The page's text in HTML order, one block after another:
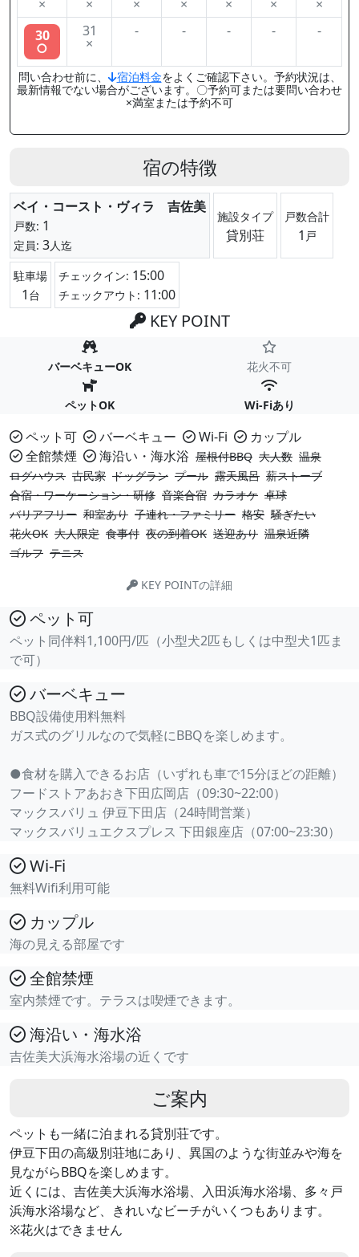
× × × × × ×
×
30
○
31
×
- - - - -
問い合わせ前に、 宿泊料金をよくご確認下さい。予約状況は、
最新情報でない場合がございます。〇予約可または要問い合わせ
×満室または予約不可
宿の特徴
ベイ・コースト・ヴィラ 吉佐美
戸数: 1
定員: 3人迄
施設タイプ
貸別荘
戸数合計
1 戸
駐車場
1 台
チェックイン: 15:00
チェックアウト: 11:00
KEY POINT
バーベキューOK 花火不可
ペットOK Wi-Fiあり
ペット可 バーベキュー Wi-Fi
カップル
全館禁煙
海沿い・海水浴 屋根付BBQ 大人数 温泉
ログハウス 古民家 ドッグラン プール 露天風呂 薪ストーブ
合宿・ワーケーション・研修 音楽合宿 カラオケ 卓球
バリアフリー 和室あり 子連れ・ファミリー 格安 騒ぎたい
花火OK 大人限定 食事付 夜の到着OK 送迎あり 温泉近隣
ゴルフ テニス
KEY POINTの詳細
ペット可
ペット同伴料1,100円/匹（小型犬2匹もしくは中型犬1匹ま
で可）
バーベキュー
BBQ設備使用料無料
ガス式のグリルなので気軽にBBQを楽しめます。
●食材を購入できるお店（いずれも車で15分ほどの距離）
フードストアあおき下田広岡店（09:30~22:00）
マックスバリュ 伊豆下田店（24時間営業）
マックスバリュエクスプレス 下田銀座店（07:00~23:30）
Wi-Fi
無料Wifi利用可能
カップル
海の見える部屋です
全館禁煙
室内禁煙です。テラスは喫煙できます。
海沿い・海水浴
吉佐美大浜海水浴場の近くです
ご案内
ペットも一緒に泊まれる貸別荘です。
伊豆下田の高級別荘地にあり、異国のような街並みや海を
見ながらBBQを楽しめます。
近くには、吉佐美大浜海水浴場、入田浜海水浴場、多々戸
浜海水浴場など、きれいなビーチがいくつもあります。
※花火はできません